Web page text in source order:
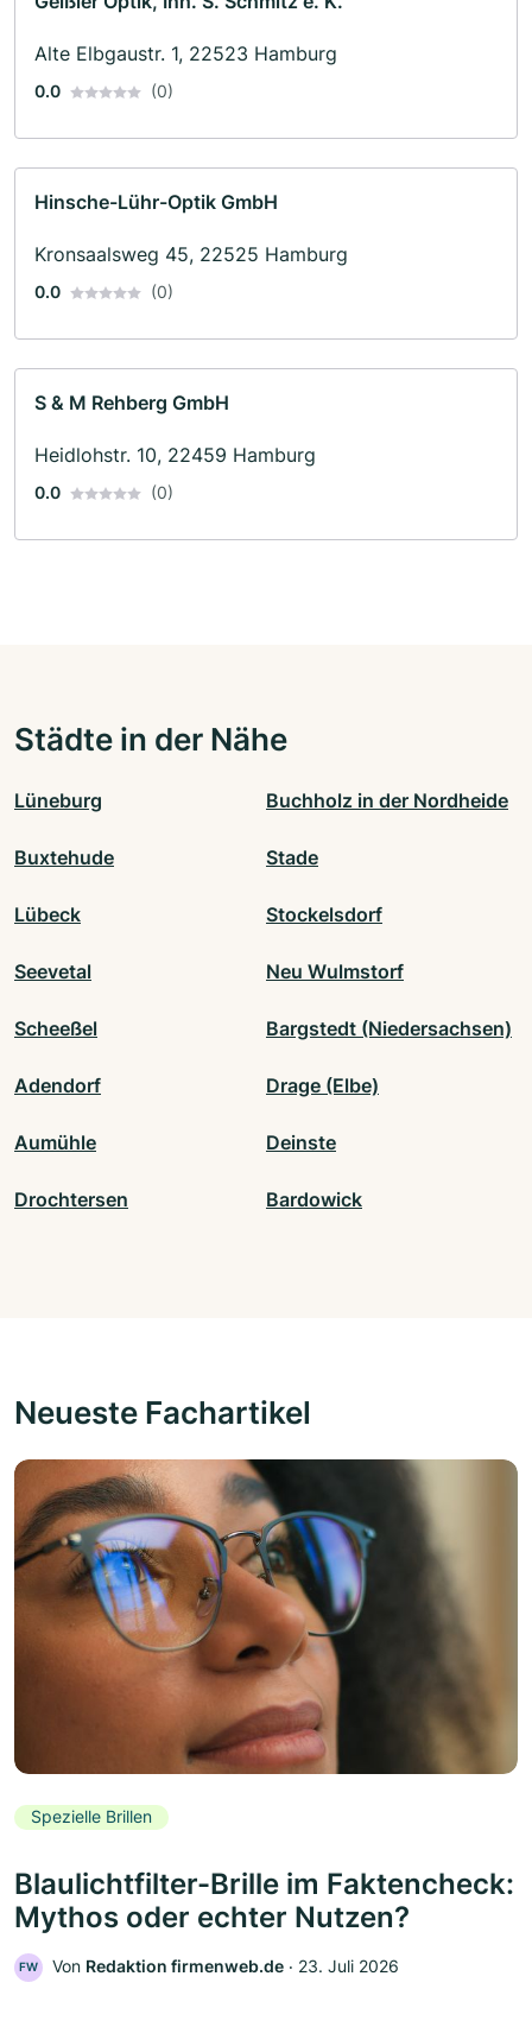
Alte Elbgaustr. 1, 22523 Hamburg
0.0 (0)
Hinsche-Lühr-Optik GmbH
Kronsaalsweg 45, 22525 Hamburg
0.0 (0)
S & M Rehberg GmbH
Heidlohstr. 10, 22459 Hamburg
0.0 (0)
Städte in der Nähe
Lüneburg Buchholz in der Nordheide
Buxtehude Stade
Lübeck Stockelsdorf
Seevetal Neu Wulmstorf
Scheeßel Bargstedt (Niedersachsen)
Adendorf Drage (Elbe)
Aumühle Deinste
Drochtersen Bardowick
Neueste Fachartikel
Spezielle Brillen
Blaulichtfilter-Brille im Faktencheck:
Mythos oder echter Nutzen?
FW Von Redaktion firmenweb.de ‧ 23. Juli 2026